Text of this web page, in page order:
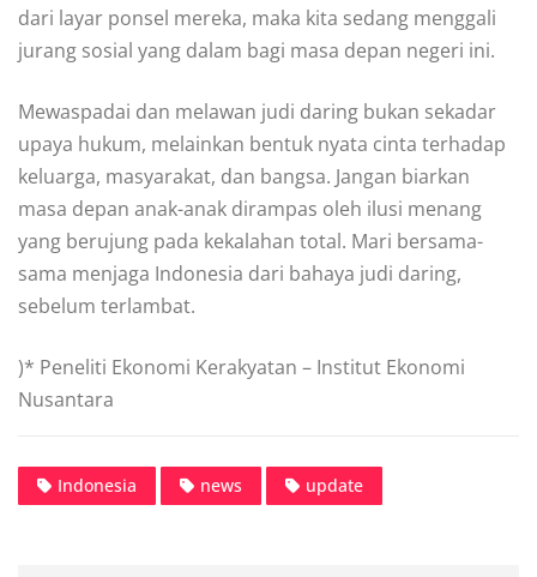
dari layar ponsel mereka, maka kita sedang menggali
jurang sosial yang dalam bagi masa depan negeri ini.
Mewaspadai dan melawan judi daring bukan sekadar
upaya hukum, melainkan bentuk nyata cinta terhadap
keluarga, masyarakat, dan bangsa. Jangan biarkan
masa depan anak-anak dirampas oleh ilusi menang
yang berujung pada kekalahan total. Mari bersama-
sama menjaga Indonesia dari bahaya judi daring,
sebelum terlambat.
)* Peneliti Ekonomi Kerakyatan – Institut Ekonomi
Nusantara
Indonesia news update